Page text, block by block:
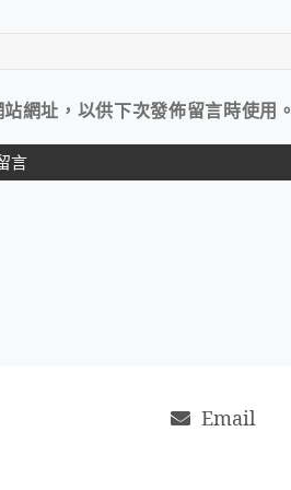
網址，以供下次發佈留言時使用。
Email